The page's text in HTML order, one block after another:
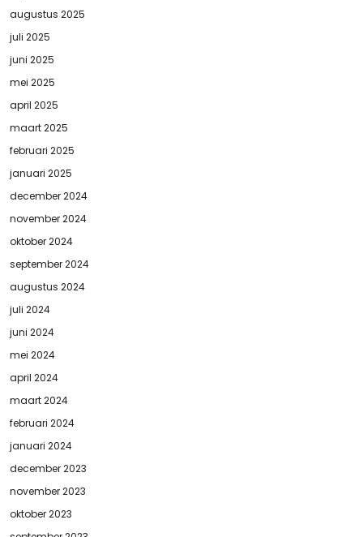
augustus 2025
juli 2025
juni 2025
mei 2025
april 2025
maart 2025
februari 2025
januari 2025
december 2024
november 2024
oktober 2024
september 2024
augustus 2024
juli 2024
juni 2024
mei 2024
april 2024
maart 2024
februari 2024
januari 2024
december 2023
november 2023
oktober 2023